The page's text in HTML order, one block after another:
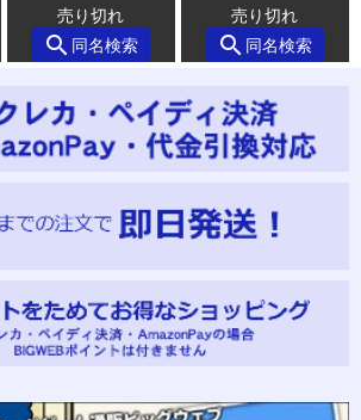
売り切れ
search 同名検索
売り切れ
search 同名検索